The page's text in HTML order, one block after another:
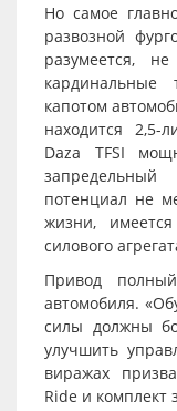
Но самое
развозной
разумеется,
кардинальные
капотом
находится 2,5-
Daza TFSI
потенциал не
жизни,
силового
Привод
автомобиля.
силы должны
улучшить
виражах
Ride и